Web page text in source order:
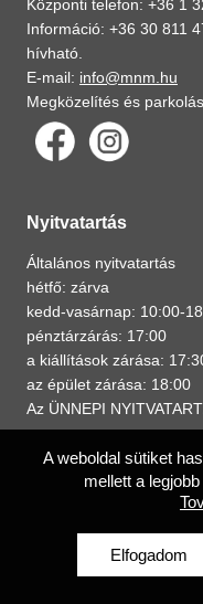
Központi telefon: +36 1
Információ: +36 30 811
hívható.
E-mail: info@mnm.hu
Megközelítés és
Nyitvatartás
Általános nyitvatartás
hétfő: zárva
kedd-vasárnap: 10:00-
pénztárzárás: 17:00
a kiállítások zárása:
az épület zárása: 18:00
Az ÜNNEPI
A múzeumrólAdatvédelmi
A weboldal sütiket
mellett a
Elfogadom